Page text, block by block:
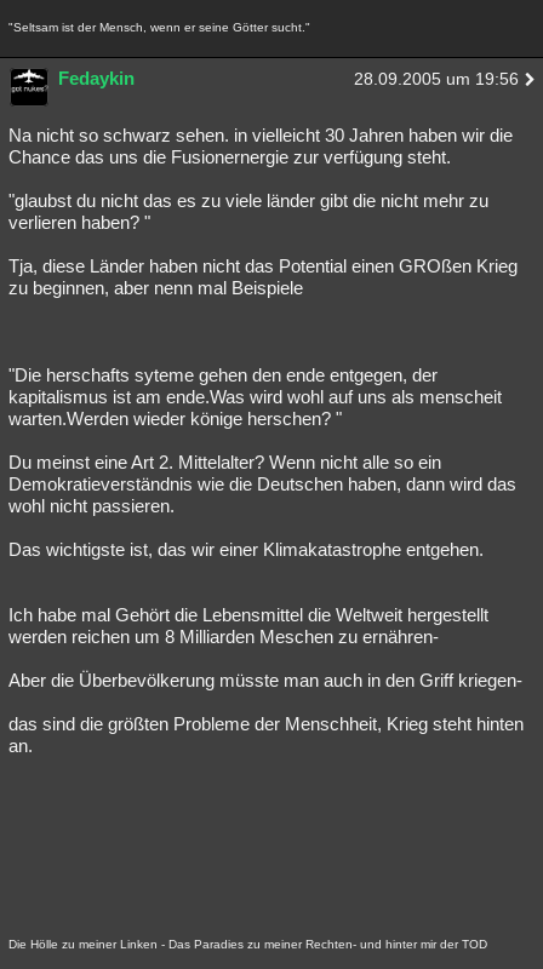
"Seltsam ist der Mensch, wenn er seine Götter sucht."
Fedaykin 28.09.2005 um 19:56
Na nicht so schwarz sehen. in vielleicht 30 Jahren haben wir die
Chance das uns die Fusionernergie zur verfügung steht.
"glaubst du nicht das es zu viele länder gibt die nicht mehr zu
verlieren haben? "
Tja, diese Länder haben nicht das Potential einen GROßen Krieg
zu beginnen, aber nenn mal Beispiele
"Die herschafts syteme gehen den ende entgegen, der
kapitalismus ist am ende.Was wird wohl auf uns als menscheit
warten.Werden wieder könige herschen? "
Du meinst eine Art 2. Mittelalter? Wenn nicht alle so ein
Demokratieverständnis wie die Deutschen haben, dann wird das
wohl nicht passieren.
Das wichtigste ist, das wir einer Klimakatastrophe entgehen.
Ich habe mal Gehört die Lebensmittel die Weltweit hergestellt
werden reichen um 8 Milliarden Meschen zu ernähren-
Aber die Überbevölkerung müsste man auch in den Griff kriegen-
das sind die größten Probleme der Menschheit, Krieg steht hinten
an.
Die Hölle zu meiner Linken - Das Paradies zu meiner Rechten- und hinter mir der TOD